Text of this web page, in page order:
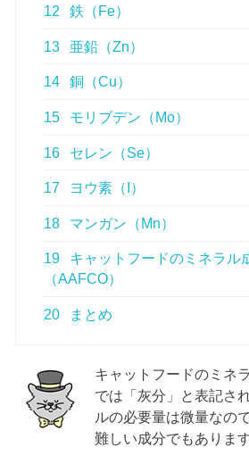
12 鉄（Fe）
13 亜鉛（Zn）
14 銅（Cu）
15 モリブデン（Mo）
16 セレン（Se）
17 ヨウ素（I）
18 マンガン（Mn）
19
キャットフードのミネラル
（AAFCO）
20 まとめ
キャットフードのミネ
では「灰分」と表記さ
ルの必要量は微量なの
難しい成分でもあります